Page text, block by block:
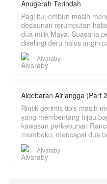
Anugerah Terindah
Pagi itu, embun masih
dedaunan rerumputan
dua milik Maya. Suasana
diselingi deru halus angin
Alvaraby
Aldebaran Airlangga (Part
Rintik gerimis tipis masih
yang membentang hijau
kawasan perkebunan
membeku, mencapai dua
Alvaraby